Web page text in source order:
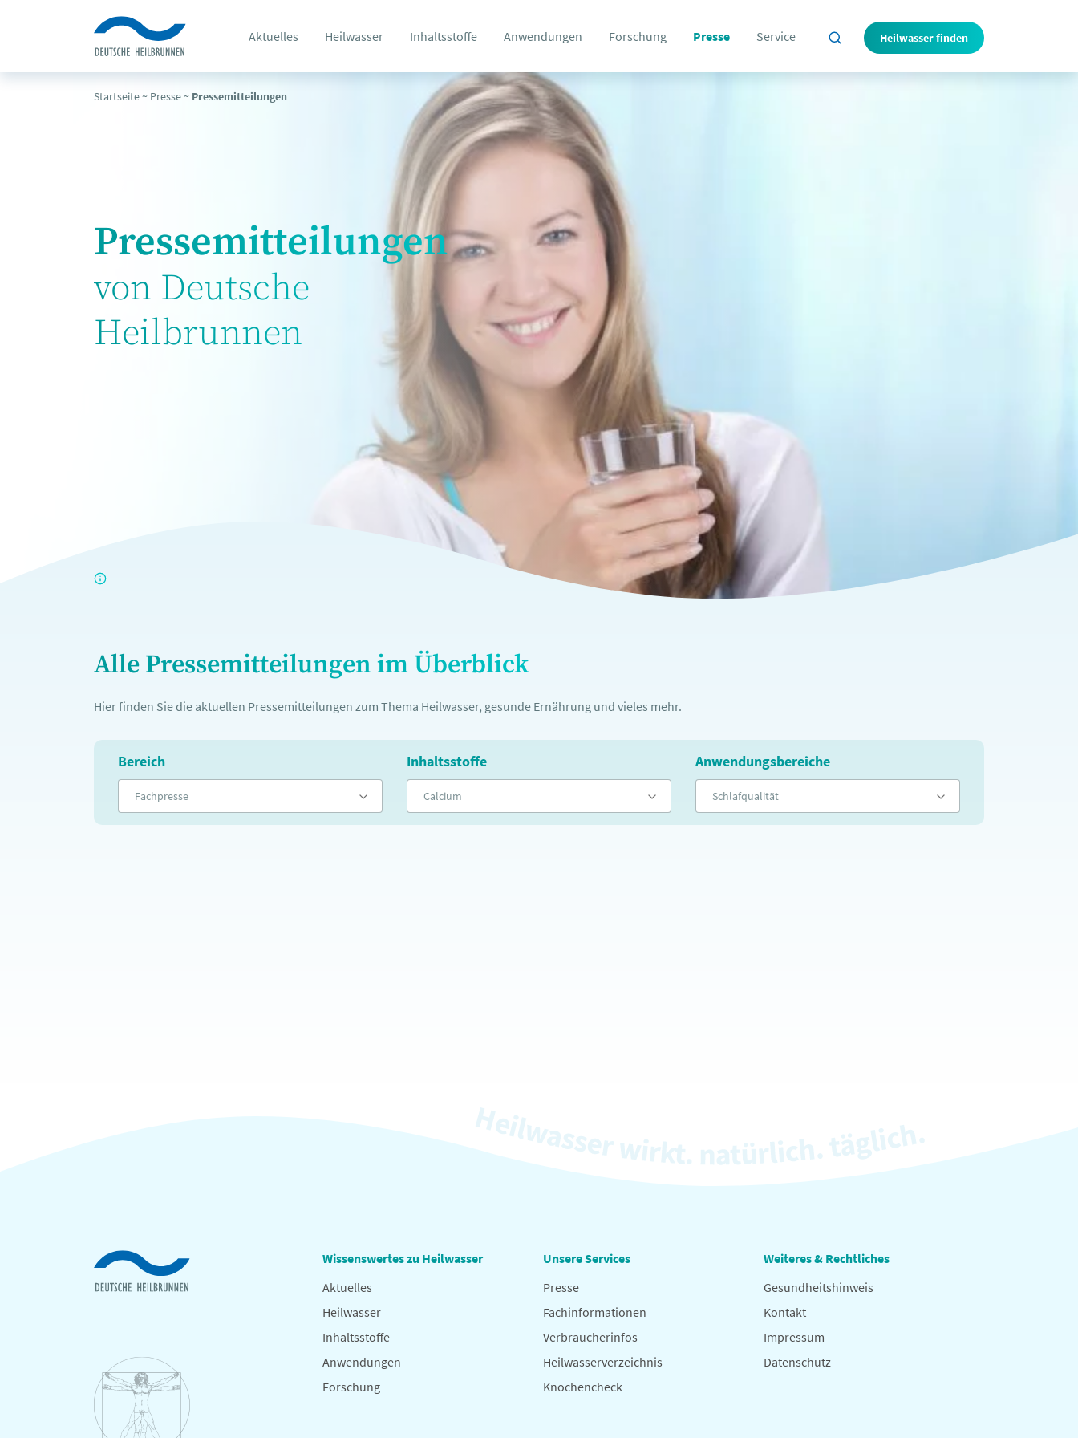
Aktuelles Heilwasser Inhaltsstoffe Anwendungen Forschung Presse Service Heilwasser finden
Startseite~ Presse~ Pressemitteilungen
Pressemitteilungen
von Deutsche
Heilbrunnen
Alle Pressemitteilungen im Überblick
Hier finden Sie die aktuellen Pressemitteilungen zum Thema Heilwasser, gesunde Ernährung und vieles mehr.
Bereich
Fachpresse
Inhaltsstoffe
Calcium
Anwendungsbereiche
Schlafqualität
Wissenswertes zu Heilwasser
Aktuelles
Heilwasser
Inhaltsstoffe
Anwendungen
Forschung
Unsere Services
Presse
Fachinformationen
Verbraucherinfos
Heilwasserverzeichnis
Knochencheck
Weiteres & Rechtliches
Gesundheitshinweis
Kontakt
Impressum
Datenschutz